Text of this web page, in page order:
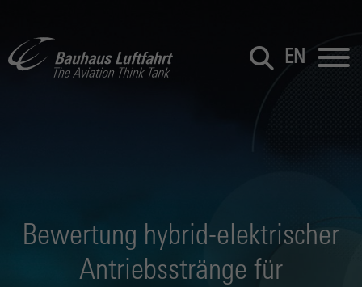
EN
Bewertung hybrid-elektrischer
Antriebsstränge für